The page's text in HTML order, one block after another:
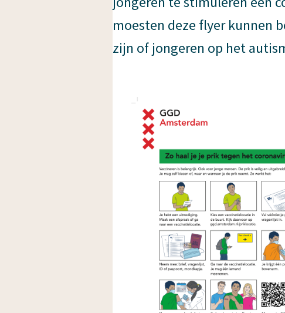
moesten deze flyer kunnen
zijn of jongeren op het